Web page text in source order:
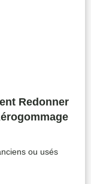
Redonner
ou usés